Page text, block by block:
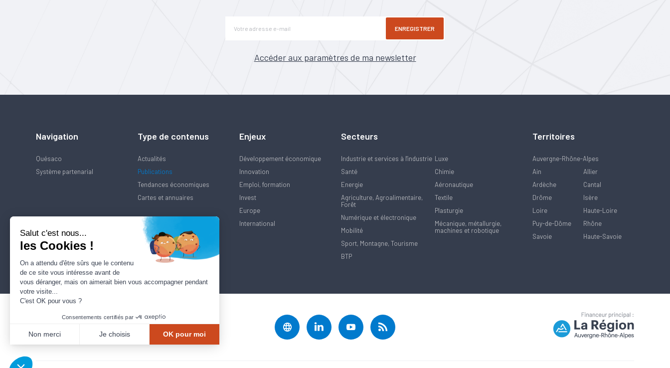
ENREGISTRER
Accéder aux paramètres de ma newsletter
Navigation
Quésaco
Système partenarial
Type de contenus
Actualités
Publications
Tendances économiques
Cartes et annuaires
Enjeux
Développement économique
Innovation
Emploi, formation
Invest
Europe
International
Secteurs
Industrie et services à l'industrie
Santé
Energie
Agriculture, Agroalimentaire,
Forêt
Numérique et électronique
Mobilité
Sport, Montagne, Tourisme
BTP
Luxe
Chimie
Aéronautique
Textile
Plasturgie
Mécanique, métallurgie,
machines et robotique
Territoires
Auvergne-Rhône-Alpes
Ain
Allier
Ardèche
Cantal
Drôme
Isère
Loire
Haute-Loire
Puy-de-Dôme
Rhône
Savoie
Haute-Savoie
Salut c'est nous...
les Cookies !
On a attendu d'être sûrs que le contenu
de ce site vous intéresse avant de
vous déranger, mais on aimerait bien vous accompagner pendant
votre visite...
C'est OK pour vous ?
Consentements certifiés par
Non merci Je choisis OK pour moi
Notre plateforme vous permet d'adapter et de gérer vos paramètres de confidentialité, en garantissant la conformité avec les réglementations. Personnalisez vos préférences pour contrôler la manière dont vos informations sont manipulées.